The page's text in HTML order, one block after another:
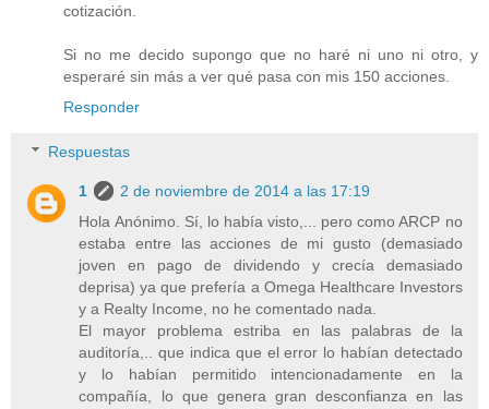
cotización.
Si no me decido supongo que no haré ni uno ni otro, y
esperaré sin más a ver qué pasa con mis 150 acciones.
Responder
Respuestas
1
2 de noviembre de 2014 a las 17:19
Hola Anónimo. Sí, lo había visto,... pero como ARCP no
estaba entre las acciones de mi gusto (demasiado
joven en pago de dividendo y crecía demasiado
deprisa) ya que prefería a Omega Healthcare Investors
y a Realty Income, no he comentado nada.
El mayor problema estriba en las palabras de la
auditoría,.. que indica que el error lo habían detectado
y lo habían permitido intencionadamente en la
compañía, lo que genera gran desconfianza en las